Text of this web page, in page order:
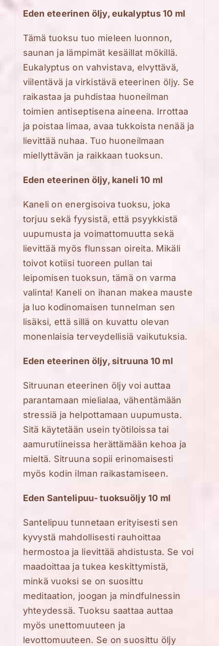
Eden eteerinen öljy, eukalyptus 10 ml
Tämä tuoksu tuo mieleen luonnon,
saunan ja lämpimät kesäillat mökillä.
Eukalyptus on vahvistava, elvyttävä,
viilentävä ja virkistävä eteerinen öljy. Se
raikastaa ja puhdistaa huoneilman
toimien antiseptisena aineena. Irrottaa
ja poistaa limaa, avaa tukkoista nenää ja
lievittää nuhaa. Tuo huoneilmaan
miellyttävän ja raikkaan tuoksun.
Eden eteerinen öljy, kaneli 10 ml
Kaneli on energisoiva tuoksu, joka
torjuu sekä fyysistä, että psyykkistä
uupumusta ja voimattomuutta sekä
lievittää myös flunssan oireita. Mikäli
toivot kotiisi tuoreen pullan tai
leipomisen tuoksun, tämä on varma
valinta! Kaneli on ihanan makea mauste
ja luo kodinomaisen tunnelman sen
lisäksi, että sillä on kuvattu olevan
monenlaisia terveydellisiä vaikutuksia.
Eden eteerinen öljy, sitruuna 10 ml
Sitruunan eteerinen öljy voi auttaa
parantamaan mielialaa, vähentämään
stressiä ja helpottamaan uupumusta.
Sitä käytetään usein työtiloissa tai
aamurutiineissa herättämään kehoa ja
mieltä. Sitruuna sopii erinomaisesti
myös kodin ilman raikastamiseen.
Eden Santelipuu- tuoksuöljy 10 ml
Santelipuu tunnetaan erityisesti sen
kyvystä mahdollisesti rauhoittaa
hermostoa ja lievittää ahdistusta. Se voi
maadoittaa ja tukea keskittymistä,
minkä vuoksi se on suosittu
meditaation, joogan ja mindfulnessin
yhteydessä. Tuoksu saattaa auttaa
myös unettomuuteen ja
levottomuuteen. Se on suosittu öljy